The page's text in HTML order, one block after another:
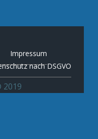
Impressum
nach DSGVO
2019